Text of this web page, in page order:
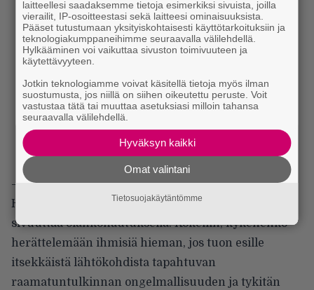
– En jättänyt aihetta vain yhteen näkökulmaan.
Halusin tehdä yksityiskohtaisen videon, jota ei voi
sivuuttaa olankohautuksella. Kokeilin, kykenenkö
herättelemään ihmisiä hieman, jos tuon esille
itsekkäistä lähtökohdista tapahtuvan
raamatuntulkinnan ongelmallisuuden ja tykitän
laitteellesi saadaksemme tietoja esimerkiksi sivuista, joilla
vierailit, IP-osoitteestasi sekä laitteesi ominaisuuksista.
Pääset tutustumaan yksityiskohtaisesti käyttötarkoituksiin ja
teknologiakumppaneihimme seuraavalla välilehdellä.
Hylkääminen voi vaikuttaa sivuston toimivuuteen ja
käytettävyyteen.
Jotkin teknologiamme voivat käsitellä tietoja myös ilman
suostumusta, jos niillä on siihen oikeutettu peruste. Voit
vastustaa tätä tai muuttaa asetuksiasi milloin tahansa
seuraavalla välilehdellä.
Hyväksyn kaikki
Omat valintani
Tietosuojakäytäntömme